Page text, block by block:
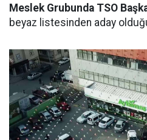
Meslek Grubunda TSO
beyaz listesinden aday